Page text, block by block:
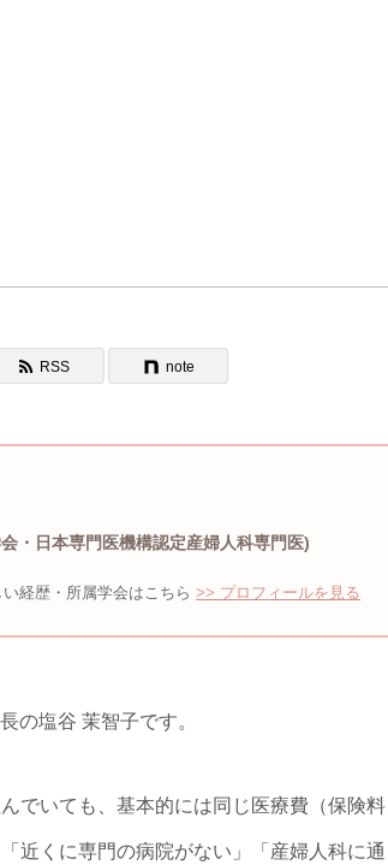
RSS note
・日本専門医機構認定産婦人科専門医)
経歴・所属学会はこちら >> プロフィールを見る
の塩谷 茉智子です。
でいても、基本的には同じ医療費（保険
近くに専門の病院がない」「産婦人科に